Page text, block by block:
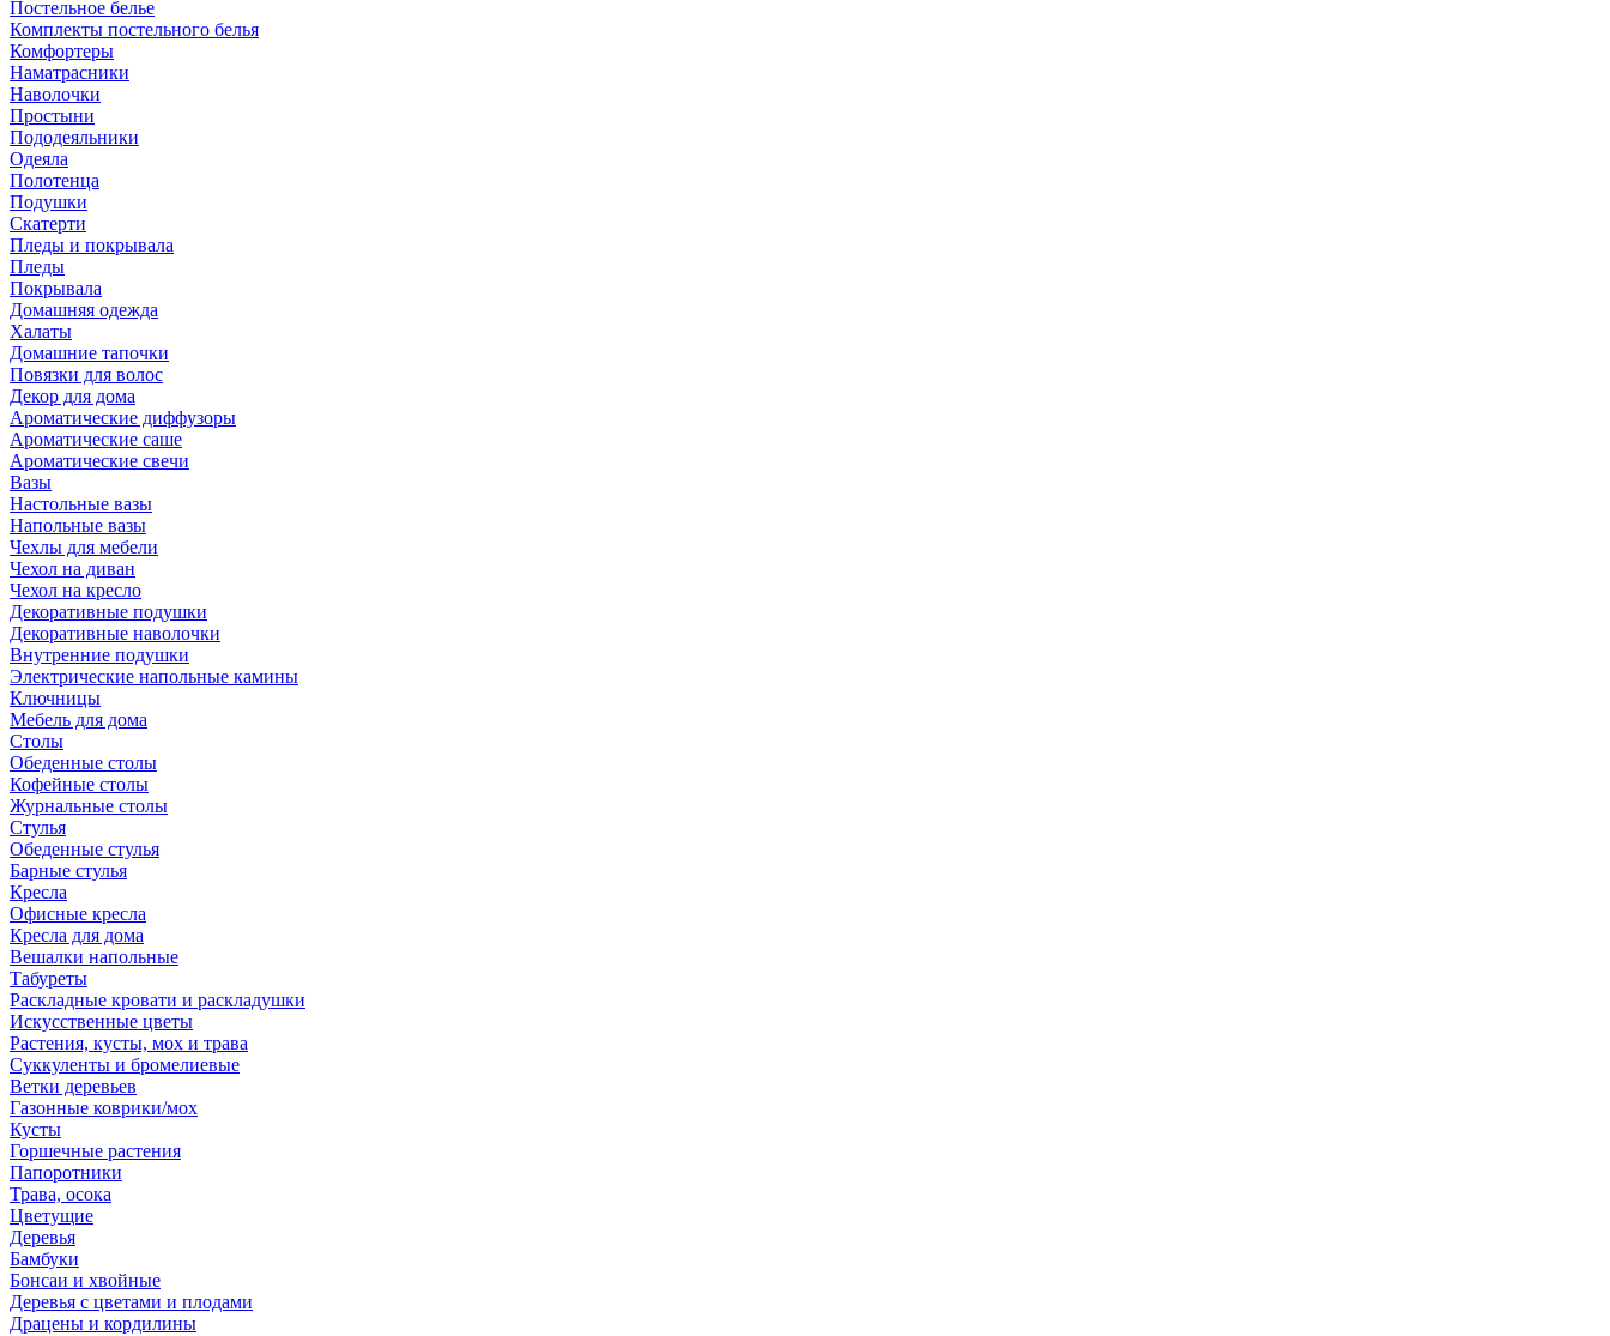
Постельное белье
Комплекты постельного белья
Комфортеры
Наматрасники
Наволочки
Простыни
Пододеяльники
Одеяла
Полотенца
Подушки
Скатерти
Пледы и покрывала
Пледы
Покрывала
Домашняя одежда
Халаты
Домашние тапочки
Повязки для волос
Декор для дома
Ароматические диффузоры
Ароматические саше
Ароматические свечи
Вазы
Настольные вазы
Напольные вазы
Чехлы для мебели
Чехол на диван
Чехол на кресло
Декоративные подушки
Декоративные наволочки
Внутренние подушки
Электрические напольные камины
Ключницы
Мебель для дома
Столы
Обеденные столы
Кофейные столы
Журнальные столы
Стулья
Обеденные стулья
Барные стулья
Кресла
Офисные кресла
Кресла для дома
Вешалки напольные
Табуреты
Раскладные кровати и раскладушки
Искусственные цветы
Растения, кусты, мох и трава
Суккуленты и бромелиевые
Ветки деревьев
Газонные коврики/мох
Кусты
Горшечные растения
Папоротники
Трава, осока
Цветущие
Деревья
Бамбуки
Бонсаи и хвойные
Деревья с цветами и плодами
Драцены и кордилины